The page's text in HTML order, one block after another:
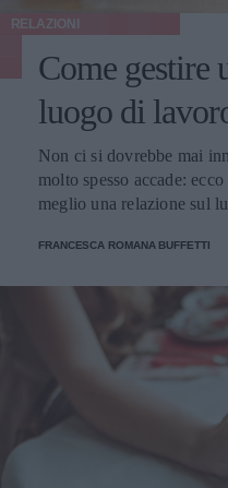
RELAZIONI
Come gestire
luogo di
Non ci si dovrebbe mai
molto spesso accade:
meglio una relazione sul
FRANCESCA ROMANA BUFFETTI